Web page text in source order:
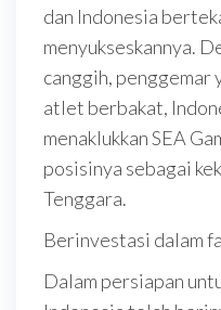
dan Indonesia
menyukseskannya.
canggih, penggemar
atlet berbakat,
menaklukkan SEA
posisinya sebagai
Tenggara.
Berinvestasi dalam
Dalam persiapan